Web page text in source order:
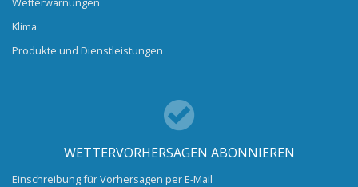
Klima
Produkte und Dienstleistungen
WETTERVORHERSAGEN ABONNIEREN
Einschreibung für Vorhersagen per E-Mail